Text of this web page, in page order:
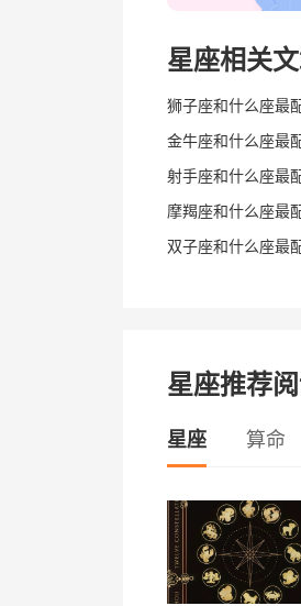
星座相关
狮子座和什么座最
金牛座和什么座最
射手座和什么座最
摩羯座和什么座最
双子座和什么座最
星座推荐
星座 算命